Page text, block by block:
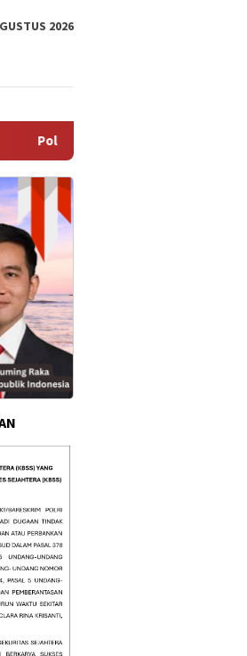
2026
Penuh Kasus Dugaan Pencabulan